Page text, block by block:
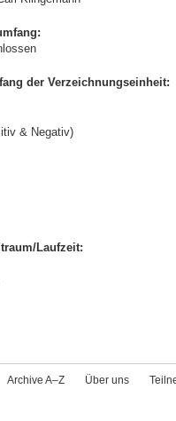
der Verzeichnungseinheit:
& Negativ)
Laufzeit:
Archive A–Z Über uns